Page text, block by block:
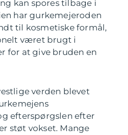
kan spores tilbage i
har gurkemejeroden
til kosmetiske formål,
været brugt i
for at give bruden en
verden blevet
efterspørgslen efter
støt vokset. Mange